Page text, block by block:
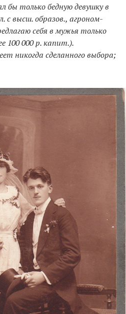
бы только бедную девушку в
с высш. образов., агроном-
себя в мужья только
100 000 р. капит.).
никогда сделанного выбора;